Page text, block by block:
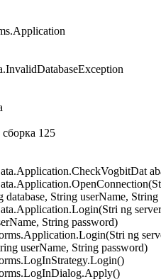
125
database, String userName,
ng
String password)
ng
userName, String password)